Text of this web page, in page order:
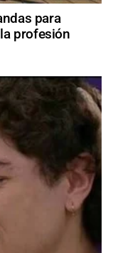
para
profesión